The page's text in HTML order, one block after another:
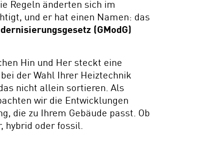
Regeln änderten sich im
und er hat einen Namen: das
(GModG)
Hin und Her steckt eine
der Wahl Ihrer Heiztechnik
nicht allein sortieren. Als
wir die Entwicklungen
die zu Ihrem Gebäude passt. Ob
hybrid oder fossil.